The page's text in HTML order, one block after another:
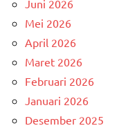
Juni 2026
Mei 2026
April 2026
Maret 2026
Februari 2026
Januari 2026
Desember 2025